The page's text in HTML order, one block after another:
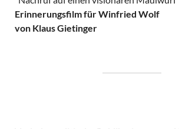
Erinnerungsfilm für Winfried Wolf
von Klaus Gietinger